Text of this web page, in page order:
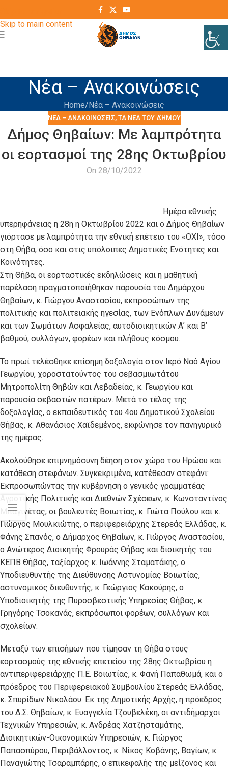
Skip to main content
Νέα – Ανακοινώσεις
Home Νέα – Ανακοινώσεις
ΝΈΑ – ΑΝΑΚΟΙΝΏΣΕΙΣ, ΤΑ ΝΈΑ ΤΟΥ ΔΉΜΟΥ
Δήμος Θηβαίων: Με λαμπρότητα
οι εορτασμοί της 28ης Οκτωβρίου
On 28/10/2022
Ημέρα εθνικής
υπερηφάνειας η 28η η Οκτωβρίου 2022 και ο Δήμος Θηβαίων
γιόρτασε με λαμπρότητα την εθνική επέτειο του «ΟΧΙ», τόσο
στη Θήβα, όσο και στις υπόλοιπες Δημοτικές Ενότητες και
Κοινότητες.
Στη Θήβα, οι εορταστικές εκδηλώσεις και η μαθητική
παρέλαση πραγματοποιήθηκαν παρουσία του Δημάρχου
Θηβαίων, κ. Γιώργου Αναστασίου, εκπροσώπων της
πολιτικής και πολιτειακής ηγεσίας, των Ενόπλων Δυνάμεων
και των Σωμάτων Ασφαλείας, αυτοδιοικητικών Α’ και Β’
βαθμού, συλλόγων, φορέων και πλήθους κόσμου.
Το πρωί τελέσθηκε επίσημη δοξολογία στον Ιερό Ναό Αγίου
Γεωργίου, χοροστατούντος του σεβασμιωτάτου
Μητροπολίτη Θηβών και Λεβαδείας, κ. Γεωργίου και
παρουσία σεβαστών πατέρων. Μετά το τέλος της
δοξολογίας, ο εκπαιδευτικός του 4ου Δημοτικού Σχολείου
Θήβας, κ. Αθανάσιος Χαϊδεμένος, εκφώνησε τον πανηγυρικό
της ημέρας.
Ακολούθησε επιμνημόσυνη δέηση στον χώρο του Ηρώου και
κατάθεση στεφάνων. Συγκεκριμένα, κατέθεσαν στεφάνι:
Εκπροσωπώντας την κυβέρνηση ο γενικός γραμματέας
Αγροτικής Πολιτικής και Διεθνών Σχέσεων, κ. Κωνσταντίνος
Μπαγινέτας, οι βουλευτές Βοιωτίας, κ. Γιώτα Πούλου και κ.
Γιώργος Μουλκιώτης, ο περιφερειάρχης Στερεάς Ελλάδας, κ.
Φάνης Σπανός, ο Δήμαρχος Θηβαίων, κ. Γιώργος Αναστασίου,
ο Ανώτερος Διοικητής Φρουράς Θήβας και διοικητής του
ΚΕΠΒ Θήβας, ταξίαρχος κ. Ιωάννης Σταματάκης, ο
Υποδιευθυντής της Διεύθυνσης Αστυνομίας Βοιωτίας,
αστυνομικός διευθυντής, κ. Γεώργιος Κακούρης, ο
Υποδιοικητής της Πυροσβεστικής Υπηρεσίας Θήβας, κ.
Γρηγόρης Τσοκανάς, εκπρόσωποι φορέων, συλλόγων και
σχολείων.
Μεταξύ των επισήμων που τίμησαν τη Θήβα στους
εορτασμούς της εθνικής επετείου της 28ης Οκτωβρίου η
αντιπεριφερειάρχης Π.Ε. Βοιωτίας, κ. Φανή Παπαθωμά, και ο
πρόεδρος του Περιφερειακού Συμβουλίου Στερεάς Ελλάδας,
κ. Σπυρίδων Νικολάου. Εκ της Δημοτικής Αρχής, η πρόεδρος
του Δ.Σ. Θηβαίων, κ. Ευαγγελία Τζουβελέκη, οι αντιδήμαρχοι
Τεχνικών Υπηρεσιών, κ. Ανδρέας Χατζησταμάτης,
Διοικητικών-Οικονομικών Υπηρεσιών, κ. Γιώργος
Παπασπύρου, Περιβάλλοντος, κ. Νίκος Κοβάνης, Βαγίων, κ.
Παναγιώτης Τσαραμπάρης, ο επικεφαλής της μείζονος και